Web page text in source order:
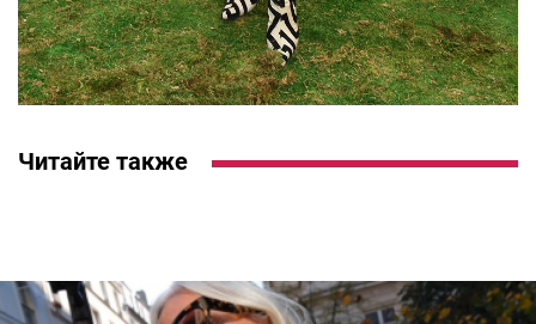
Читайте также